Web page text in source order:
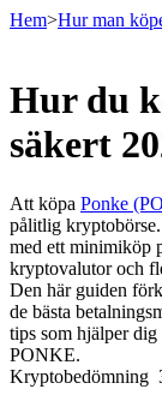
Terminer
USDT Futures
Hem>Hur man
Hur du
säkert
Att köpa Ponke
pålitlig kryptobörse.
med ett minimiköp
kryptovalutor och
Den här guiden
de bästa
tips som hjälper dig
PONKE.
Kryptobedömning